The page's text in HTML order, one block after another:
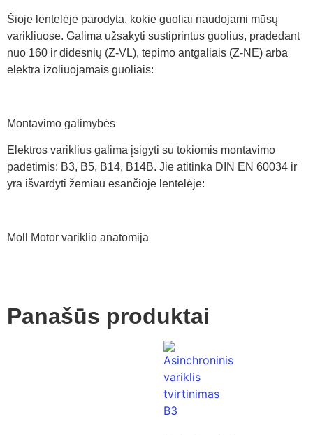
Šioje lentelėje parodyta, kokie guoliai naudojami mūsų
varikliuose. Galima užsakyti sustiprintus guolius, pradedant
nuo 160 ir didesnių (Z-VL), tepimo antgaliais (Z-NE) arba
elektra izoliuojamais guoliais:
Montavimo galimybės
Elektros variklius galima įsigyti su tokiomis montavimo
padėtimis: B3, B5, B14, B14B. Jie atitinka DIN EN 60034 ir
yra išvardyti žemiau esančioje lentelėje:
Moll Motor variklio anatomija
Panašūs produktai